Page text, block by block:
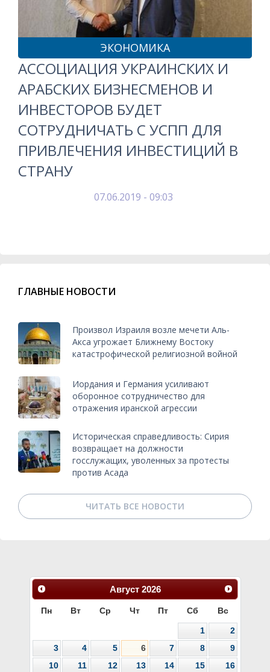
ЭКОНОМИКА
АССОЦИАЦИЯ УКРАИНСКИХ И
АРАБСКИХ БИЗНЕСМЕНОВ И
ИНВЕСТОРОВ БУДЕТ
СОТРУДНИЧАТЬ С УСПП ДЛЯ
ПРИВЛЕЧЕНИЯ ИНВЕСТИЦИЙ В
СТРАНУ
07.06.2019 - 09:03
ГЛАВНЫЕ НОВОСТИ
Произвол Израиля возле мечети Аль-
Акса угрожает Ближнему Востоку
катастрофической религиозной войной
Иордания и Германия усиливают
оборонное сотрудничество для
отражения иранской агрессии
Историческая справедливость: Сирия
возвращает на должности
госслужащих, уволенных за протесты
против Асада
ЧИТАТЬ ВСЕ НОВОСТИ
Август 2026
Пн Вт Ср Чт Пт Сб Вс
1
2
3
4 5 6 7 8
9
10
11 12 13 14 15
16